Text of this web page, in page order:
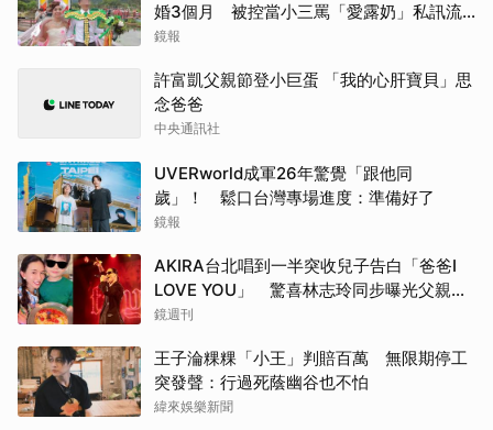
婚3個月 被控當小三罵「愛露奶」私訊流
出
鏡報
許富凱父親節登小巨蛋 「我的心肝寶貝」思
念爸爸
中央通訊社
UVERworld成軍26年驚覺「跟他同
歲」！ 鬆口台灣專場進度：準備好了
鏡報
AKIRA台北唱到一半突收兒子告白「爸爸I
LOVE YOU」 驚喜林志玲同步曝光父親節
「披薩蛋糕」
鏡週刊
王子淪粿粿「小王」判賠百萬 無限期停工
突發聲：行過死蔭幽谷也不怕
緯來娛樂新聞